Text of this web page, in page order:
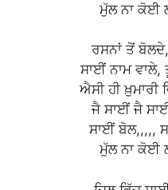
ਮੁੱਲ ਨਾ ਕੋਈ
ਰਸਨਾਂ ਤੋਂ
ਸਾਈਂ ਨਾਮ ਵਾਲੇ,
ਐਸੀ ਹੀ ਖ਼ੁਮਾਰੀ
ਜੈ ਸਾਈਂ ਜੈ
ਸਾਈਂ ਬੋਲ,,,,,
ਮੁੱਲ ਨਾ ਕੋਈ